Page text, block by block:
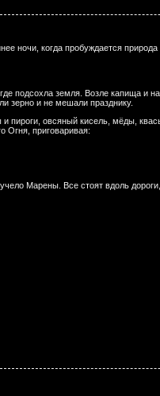
ночи, когда пробуждается
подсохла земля. Возле капища и
зерно и не мешали празднику.
пироги, овсяный кисель, мёды,
Огня, приговаривая:
Марены. Все стоят вдоль